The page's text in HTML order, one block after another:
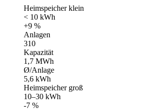
Heimspeicher klein
< 10 kWh
+9 %
Anlagen
310
Kapazität
1,7 MWh
Ø/Anlage
5,6 kWh
Heimspeicher groß
10–30 kWh
-7 %